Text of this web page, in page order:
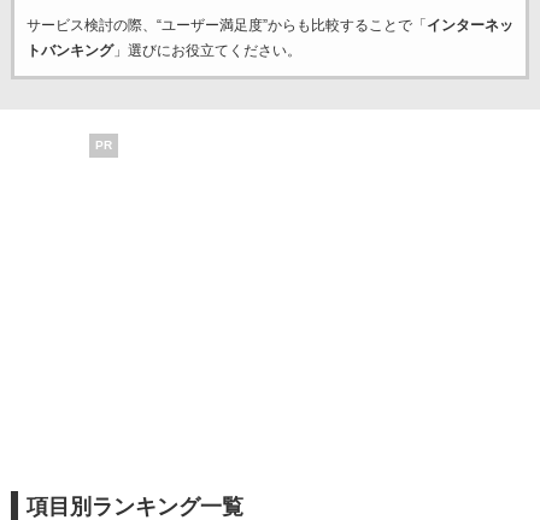
サービス検討の際、“ユーザー満足度”からも比較することで「 インターネッ
トバンキング」選びにお役立てください。
PR
項目別ランキング一覧